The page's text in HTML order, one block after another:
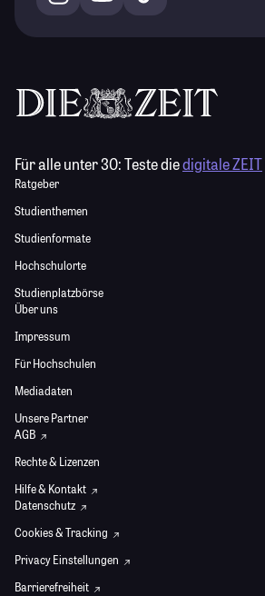
Für alle unter 30:Teste diedigitale ZEIT
Ratgeber
Studienthemen
Studienformate
Hochschulorte
Studienplatzbörse
Über uns
Impressum
Für Hochschulen
Mediadaten
Unsere Partner
AGB
Rechte & Lizenzen
Hilfe & Kontakt
Datenschutz
Cookies & Tracking
Privacy Einstellungen
Barrierefreiheit